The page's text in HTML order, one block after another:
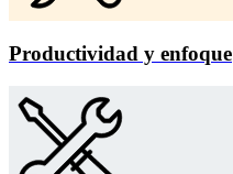
Productividad y enfoque